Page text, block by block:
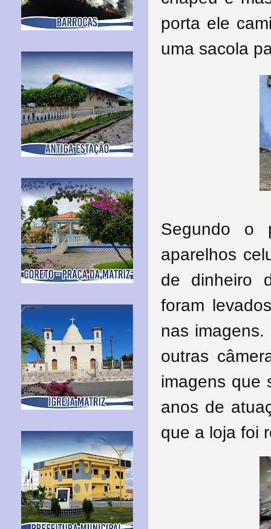
porta ele
uma sacola
Segundo o
aparelhos
de dinheiro
foram
nas imagens.
outras
imagens que
anos de
que a loja foi